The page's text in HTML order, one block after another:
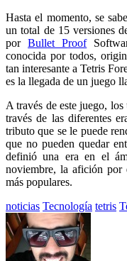
Hasta el momento, se
un total de 15 versiones
porBullet Proof
conocida por todos,
tan interesante a Tetris
es la llegada de un juego
A través de este juego,
través de las diferentes
tributo que se le puede
que no pueden quedar
definió una era en el
noviembre, la afición por
más populares.
Etiquetado
con:
noticias Tecnología tetris